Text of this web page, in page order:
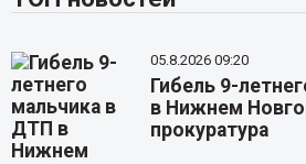
05.8.2026 09:20
Гибель 9-
в Нижнем
прокуратура